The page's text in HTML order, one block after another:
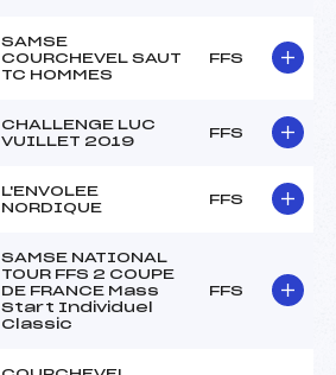
SAMSE
COURCHEVEL SAUT
TC HOMMES
FFS
CHALLENGE LUC
VUILLET 2019
FFS
L'ENVOLEE
NORDIQUE
FFS
SAMSE NATIONAL
TOUR FFS 2 COUPE
DE FRANCE Mass
Start Individuel
Classic
FFS